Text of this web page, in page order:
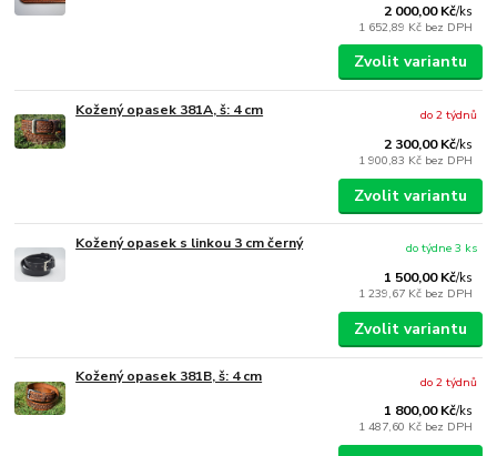
2 000,00 Kč/ks
1 652,89 Kč bez DPH
Zvolit variantu
Kožený opasek 381A, š: 4 cm
2 300,00 Kč/ks
1 900,83 Kč bez DPH
do 2 týdnů
Zvolit variantu
Kožený opasek s linkou 3 cm černý
1 500,00 Kč/ks
1 239,67 Kč bez DPH
do týdne 3 ks
Zvolit variantu
Kožený opasek 381B, š: 4 cm
1 800,00 Kč/ks
1 487,60 Kč bez DPH
do 2 týdnů